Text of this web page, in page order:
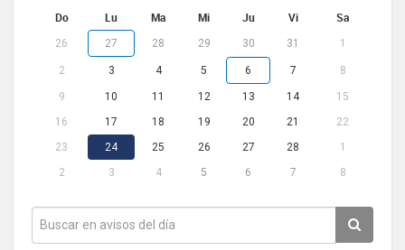
Do Lu Ma Mi Ju Vi Sa
26 27 28 29 30 31 1
2 3 4 5 6 7 8
9 10 11 12 13 14
15
16
17 18 19 20 21
22
23
24 25 26 27 28
1
2
3 4 5 6 7 8